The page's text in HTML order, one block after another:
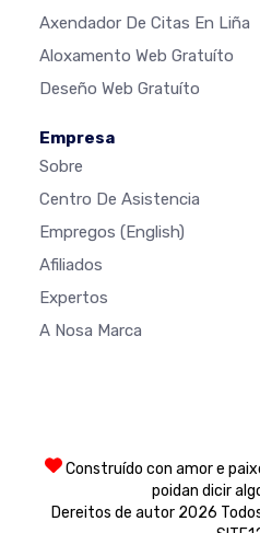
Axendador De Citas En Liña
Aloxamento Web Gratuíto
Deseño Web Gratuíto
Empresa
Sobre
Centro De Asistencia
Empregos (English)
Afiliados
Expertos
A Nosa Marca
Construído con amor e
poidan dicir
Dereitos de autor 2026